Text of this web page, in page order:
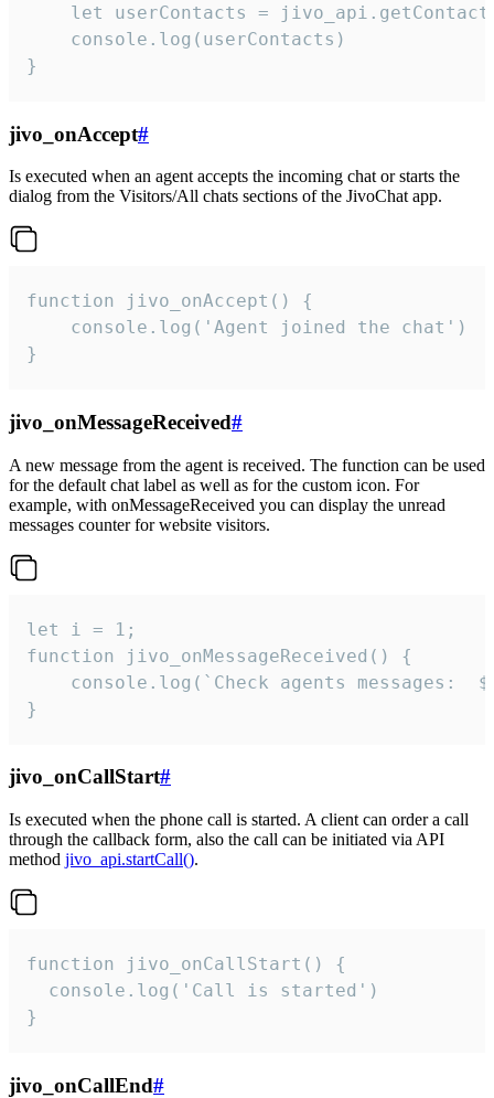
let userContacts =
    console.log(userContacts)
}
jivo_onAccept#
Is executed when an agent accepts the incoming chat or starts the
dialog from the Visitors/All chats sections of the JivoChat app.
function jivo_onAccept() {
}
jivo_onMessageReceived#
A new message from the agent is received. The function can be used
for the default chat label as well as for the custom icon. For
example, with onMessageReceived you can display the unread
messages counter for website visitors.
let i = 1;
function jivo_onMessageReceived() {
}
jivo_onCallStart#
Is executed when the phone call is started. A client can order a call
through the callback form, also the call can be initiated via API
method jivo_api.startCall().
function jivo_onCallStart() {
  console.log('Call is started')
}
jivo_onCallEnd#